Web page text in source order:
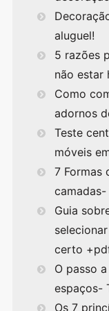
aluguel!
5 razões
não estar
Como
adornos
Teste
móveis
7 Formas
Guia
certo
O passo
espaços-
Os 7